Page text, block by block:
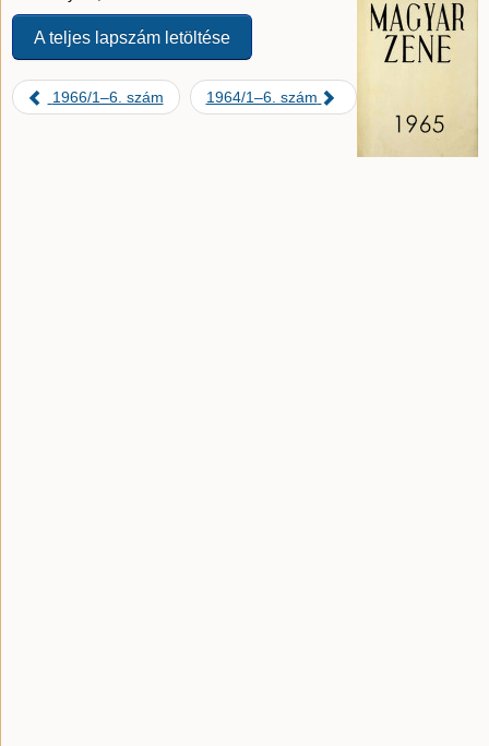
A teljes lapszám letöltése
1966/1–6. szám 1964/1–6. szám